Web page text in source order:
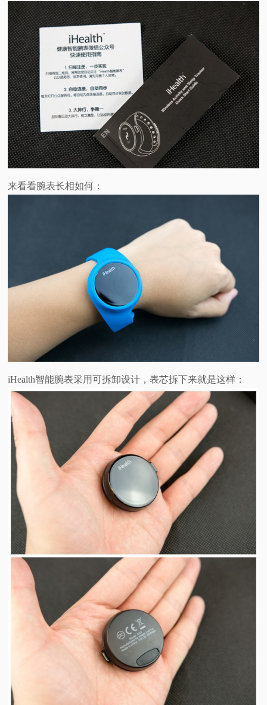
来看看腕表长相如何：
iHealth智能腕表采用可拆卸设计，表芯拆下来就是这样：